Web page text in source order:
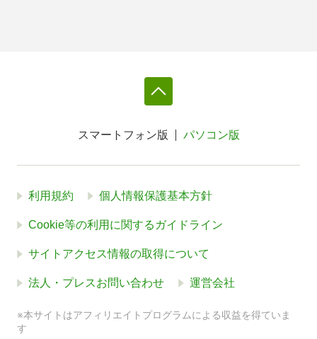
スマートフォン版 パソコン版
利用規約 個人情報保護基本方針
Cookie等の利用に関するガイドライン
サイトアクセス情報の取得について
法人・プレスお問い合わせ 運営会社
※本サイトはアフィリエイトプログラムによる収益を得ていま
す